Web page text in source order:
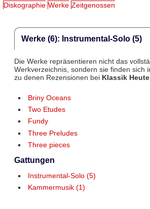
Diskographie Werke Zeitgenossen
Werke (6): Instrumental-Solo (5)
Die Werke repräsentieren nicht das
Werkverzeichnis, sondern sie finden sich
zu denen Rezensionen bei Klassik Heute
Briny Oceans
Two Etudes
Fundy
Three Preludes
Three pieces
Gattungen
Instrumental-Solo (5)
Kammermusik (1)